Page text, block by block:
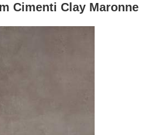
Cimenti Clay Maronne